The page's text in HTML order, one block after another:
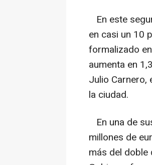
En este
en casi un 10
formalizado
aumenta en
Julio Carnero,
la ciudad.
En una de
millones de
más del doble